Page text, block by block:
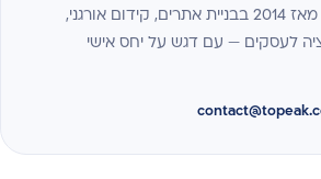
ומרצה בתחום. עוסק מאז 2014 בבניית אתרים, קידום אורגני,
לעסקים — עם דגש על יחס אישי